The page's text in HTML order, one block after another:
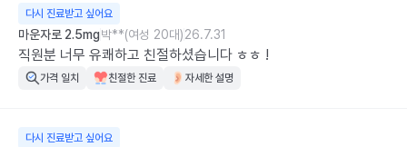
다시 진료받고 싶어요
마운자로 2.5mg박**(여성 20대)26.7.31
직원분 너무 유쾌하고 친절하셨습니다 ㅎㅎ !
가격 일치 친절한 진료 자세한 설명
다시 진료받고 싶어요